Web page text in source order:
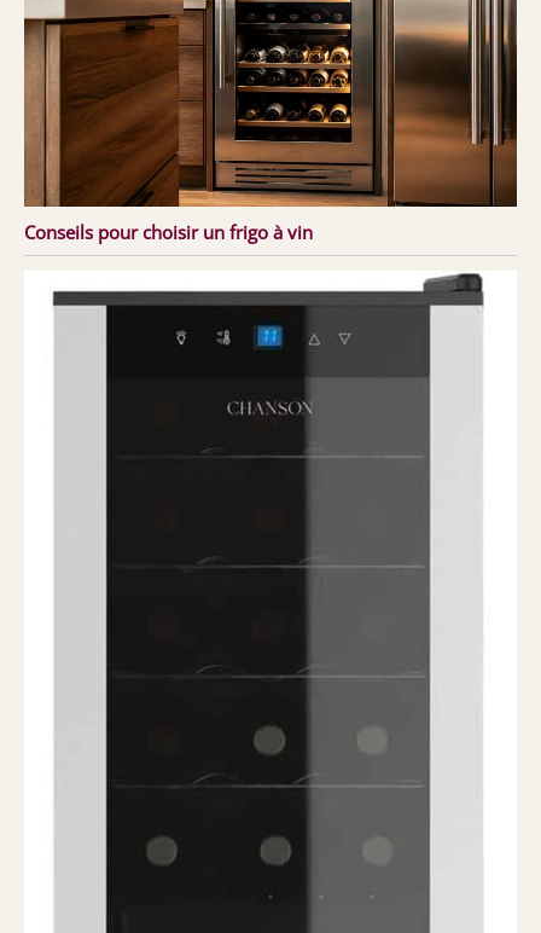
Conseils pour choisir un frigo à vin